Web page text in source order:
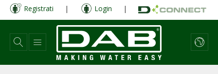
Salta
contenuto
principale
Registrati | Login |